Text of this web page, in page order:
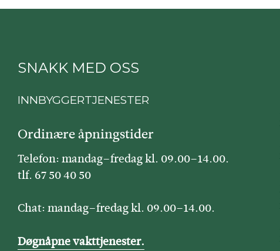
SNAKK MED OSS
INNBYGGERTJENESTER
Ordinære åpningstider
Telefon: mandag–fredag kl. 09.00–14.00.
tlf. 67 50 40 50
Chat: mandag–fredag kl. 09.00–14.00.
Døgnåpne vakttjenester.